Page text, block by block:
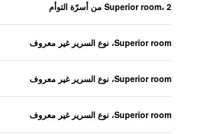
Superior room، 2 من أسرّة التوأم
Superior room، نوع السرير غير معروف
Superior room، نوع السرير غير معروف
Superior room، نوع السرير غير معروف